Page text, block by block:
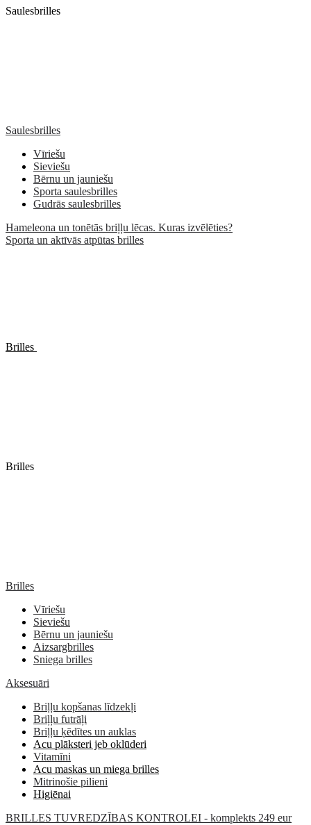
Saulesbrilles
Saulesbrilles
Vīriešu
Sieviešu
Bērnu un jauniešu
Sporta saulesbrilles
Gudrās saulesbrilles
Hameleona un tonētās briļļu lēcas. Kuras izvēlēties?
Sporta un aktīvās atpūtas brilles
Brilles
Brilles
Brilles
Vīriešu
Sieviešu
Bērnu un jauniešu
Aizsargbrilles
Sniega brilles
Aksesuāri
Briļļu kopšanas līdzekļi
Briļļu futrāļi
Briļļu ķēdītes un auklas
Acu plāksteri jeb oklūderi
Vitamīni
Acu maskas un miega brilles
Mitrinošie pilieni
Higiēnai
BRILLES TUVREDZĪBAS KONTROLEI - komplekts 249 eur